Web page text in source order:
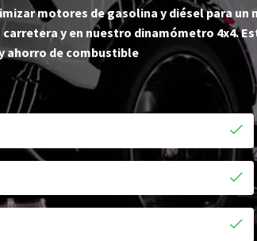
motores de gasolina y diésel para
y en nuestro dinamómetro 4x4.
ahorro de combustible